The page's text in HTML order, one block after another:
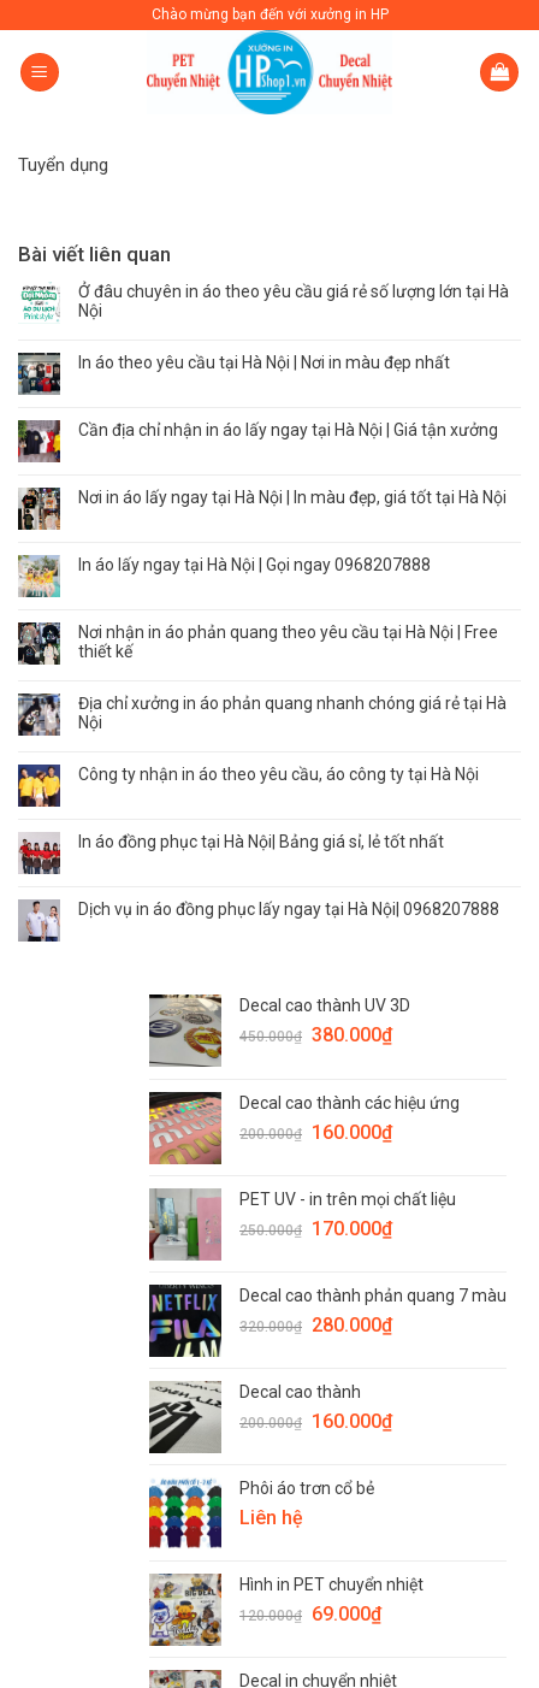
content
Chào mừng bạn đến với xưởng in HP
Tuyển dụng
Bài viết liên quan
Ở đâu chuyên in áo theo yêu cầu giá rẻ số lượng lớn tại Hà
Nội
In áo theo yêu cầu tại Hà Nội | Nơi in màu đẹp nhất
Cần địa chỉ nhận in áo lấy ngay tại Hà Nội | Giá tận xưởng
Nơi in áo lấy ngay tại Hà Nội | In màu đẹp, giá tốt tại Hà Nội
In áo lấy ngay tại Hà Nội | Gọi ngay 0968207888
Nơi nhận in áo phản quang theo yêu cầu tại Hà Nội | Free
thiết kế
Địa chỉ xưởng in áo phản quang nhanh chóng giá rẻ tại Hà
Nội
Công ty nhận in áo theo yêu cầu, áo công ty tại Hà Nội
In áo đồng phục tại Hà Nội| Bảng giá sỉ, lẻ tốt nhất
Dịch vụ in áo đồng phục lấy ngay tại Hà Nội| 0968207888
Decal cao thành UV 3D
450.000₫ 380.000₫
Decal cao thành các hiệu ứng
200.000₫ 160.000₫
PET UV - in trên mọi chất liệu
250.000₫ 170.000₫
Decal cao thành phản quang 7 màu
320.000₫ 280.000₫
Decal cao thành
200.000₫ 160.000₫
Phôi áo trơn cổ bẻ
Liên hệ
Hình in PET chuyển nhiệt
120.000₫ 69.000₫
Decal in chuyển nhiệt